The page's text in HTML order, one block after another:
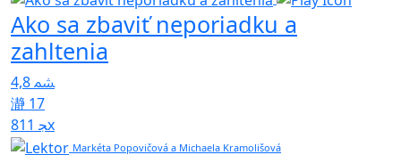
Ako sa zbaviť neporiadku a
zahltenia
4,8
17
811x
Markéta Popovičová a Michaela Kramolišová